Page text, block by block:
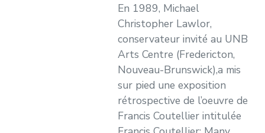
En 1989, Michael
Christopher Lawlor,
conservateur invité au UNB
Arts Centre (Fredericton,
Nouveau-Brunswick),a mis
sur pied une exposition
rétrospective de l’oeuvre de
Francis Coutellier intitulée